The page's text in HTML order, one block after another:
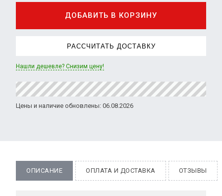
ДОБАВИТЬ В КОРЗИНУ
РАССЧИТАТЬ ДОСТАВКУ
Нашли дешевле? Снизим цену!
Цены и наличие обновлены: 06.08.2026
ОПИСАНИЕ ОПЛАТА И ДОСТАВКА ОТЗЫВЫ